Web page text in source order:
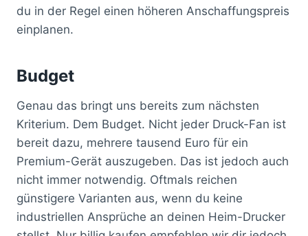
du in der Regel einen höheren Anschaffungspreis
einplanen.
Budget
Genau das bringt uns bereits zum nächsten
Kriterium. Dem Budget. Nicht jeder Druck-Fan ist
bereit dazu, mehrere tausend Euro für ein
Premium-Gerät auszugeben. Das ist jedoch auch
nicht immer notwendig. Oftmals reichen
günstigere Varianten aus, wenn du keine
industriellen Ansprüche an deinen Heim-Drucker